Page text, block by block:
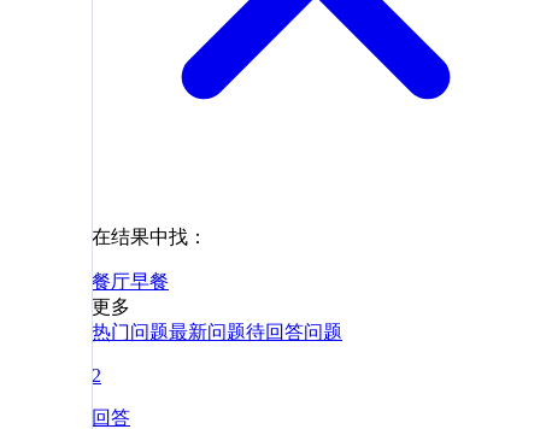
在结果中找：
餐厅早餐
更多
热门问题最新问题待回答问题
2
回答